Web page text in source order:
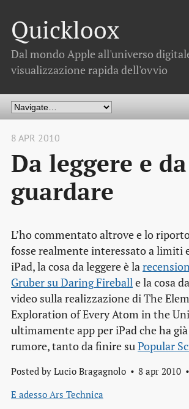
Quickloox
Dal mondo Apple all'universo
visualizzazione rapida dell'ovvio
8 APR 2010
Da leggere e da
guardare
L’ho commentato altrove e lo
fosse realmente interessato a limiti
iPad, la cosa da leggere è la
Gruber su Daring Fireballe la cosa
video sulla realizzazione di The
Exploration of Every Atom in the
ultimamente app per iPad che ha
rumore, tanto da finire suPopular
Posted by Lucio Bragagnolo 8 apr 2010
E adesso Ars Technica